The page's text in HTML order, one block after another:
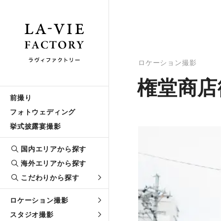
前撮り
フォトウェディング
挙式披露宴撮影
国内エリアから探す
海外エリアから探す
こだわりから探す
ロケーション撮影
スタジオ撮影
ロケーション撮影
権堂商